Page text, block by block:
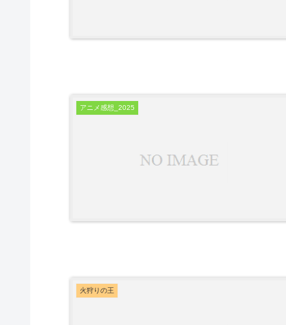
アニメ感想_2025
火狩りの王